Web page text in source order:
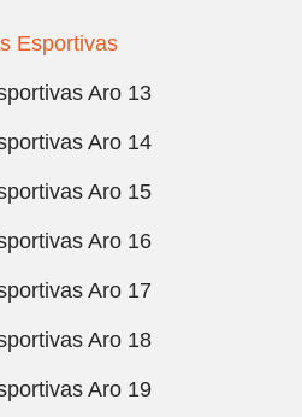
Esportivas
Aro 13
Aro 14
Aro 15
Aro 16
Aro 17
Aro 18
Aro 19